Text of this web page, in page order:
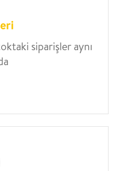
siparişler aynı